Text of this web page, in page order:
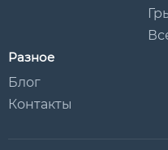
Разное
Блог
Контакты